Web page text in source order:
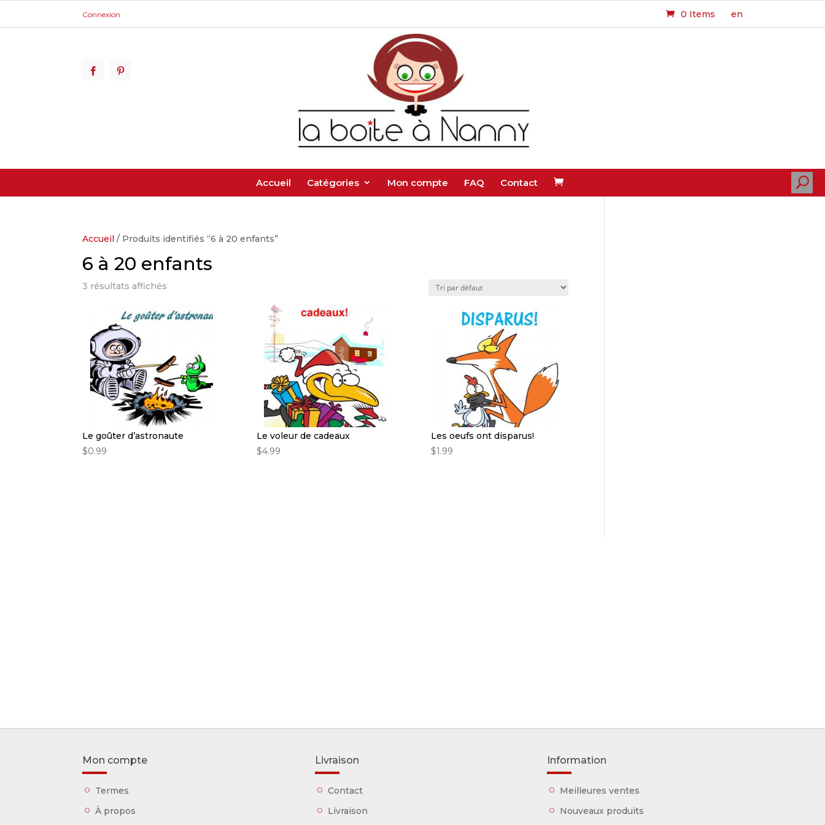
Connexion 0 Items en
Accueil Catégories Mon compte FAQ Contact U
Accueil / Produits identifiés “6 à 20 enfants”
6 à 20 enfants
3 résultats affichés
Le goûter d’astronaute
$0.99
Le voleur de cadeaux
$4.99
Les oeufs ont disparus!
$1.99
Mon compte
Termes
À propos
Livraison
Contact
Livraison
Information
Meilleures ventes
Nouveaux produits